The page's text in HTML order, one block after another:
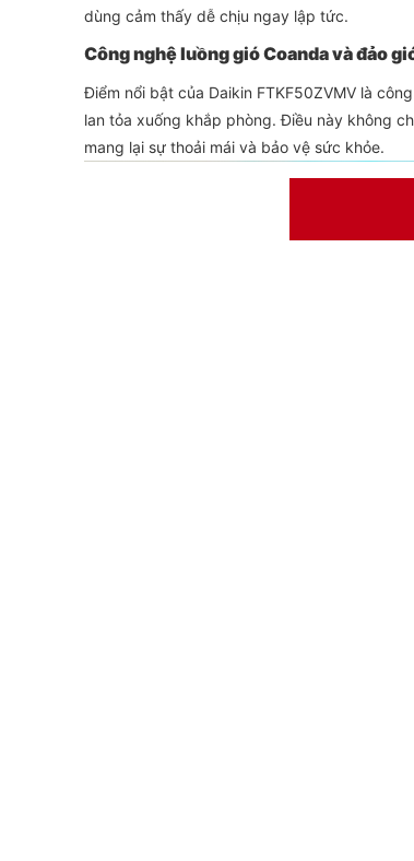
dùng cảm thấy dễ chịu ngay lập tức.
Công nghệ luồng gió Coanda và đảo
Điểm nổi bật của Daikin FTKF50ZVMV là
lan tỏa xuống khắp phòng. Điều này không
mang lại sự thoải mái và bảo vệ sức khỏe.